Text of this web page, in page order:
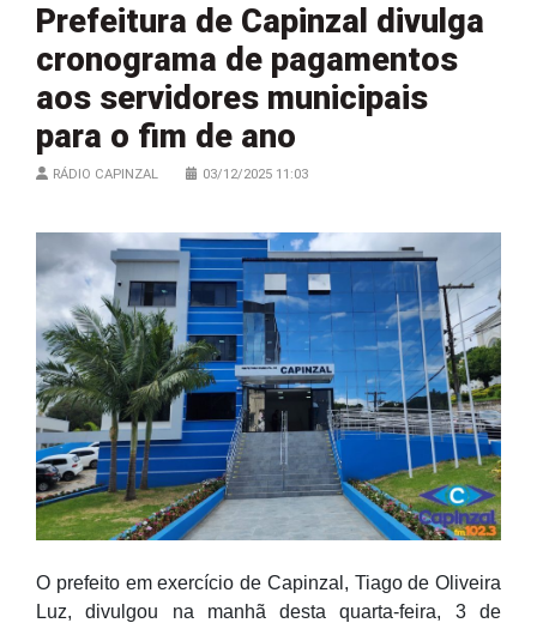
Prefeitura de Capinzal divulga
cronograma de pagamentos
aos servidores municipais
para o fim de ano
RÁDIO CAPINZAL 03/12/2025 11:03
O prefeito em exercício de Capinzal, Tiago de Oliveira
Luz, divulgou na manhã desta quarta-feira, 3 de